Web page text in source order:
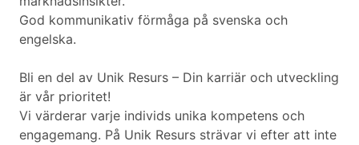
God kommunikativ förmåga på svenska och
engelska.
Bli en del av Unik Resurs – Din karriär och utveckling
är vår prioritet!
Vi värderar varje individs unika kompetens och
engagemang. På Unik Resurs strävar vi efter att inte